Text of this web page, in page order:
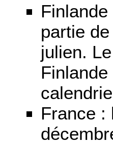
partie
julien.
France :